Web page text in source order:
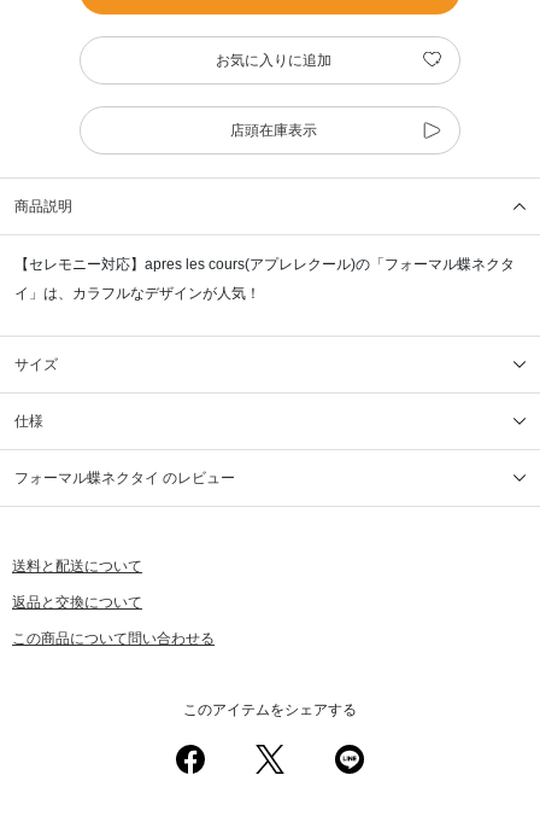
お気に入りに追加
店頭在庫表示
商品説明
【セレモニー対応】apres les cours(アプレレクール)の「フォーマル蝶ネクタ
イ」は、カラフルなデザインが人気！
サイズ
仕様
フォーマル蝶ネクタイ のレビュー
送料と配送について
返品と交換について
この商品について問い合わせる
このアイテムをシェアする